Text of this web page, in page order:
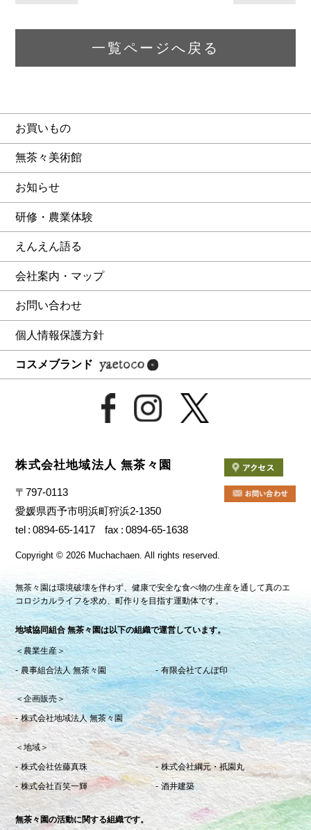
一覧ページへ戻る
お買いもの
無茶々美術館
お知らせ
研修・農業体験
えんえん語る
会社案内・マップ
お問い合わせ
個人情報保護方針
コスメブランド
株式会社地域法人 無茶々園
〒797-0113
愛媛県西予市明浜町狩浜2-1350
tel
0894-65-1417 fax 0894-65-1638
Copyright© 2026 Muchachaen.All rights reserved.
無茶々園は環境破壊を伴わず、健康で安全な食べ物の生産を通して真のエ
コロジカルライフを求め、町作りを目指す運動体です。
地域協同組合 無茶々園は以下の組織で運営しています。
＜農業生産＞
農事組合法人 無茶々園
有限会社てんぽ印
＜企画販売＞
株式会社地域法人 無茶々園
＜地域＞
株式会社佐藤真珠
株式会社綱元・祇園丸
株式会社百笑一輝
酒井建築
無茶々園の活動に関する組織です。